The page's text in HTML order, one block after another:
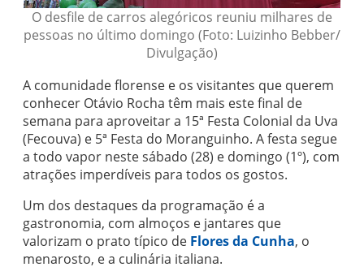
O desfile de carros alegóricos reuniu milhares de
pessoas no último domingo (Foto: Luizinho Bebber/
Divulgação)
A comunidade florense e os visitantes que querem
conhecer Otávio Rocha têm mais este final de
semana para aproveitar a 15ª Festa Colonial da Uva
(Fecouva) e 5ª Festa do Moranguinho. A festa segue
a todo vapor neste sábado (28) e domingo (1º), com
atrações imperdíveis para todos os gostos.
Um dos destaques da programação é a
gastronomia, com almoços e jantares que
valorizam o prato típico de Flores da Cunha, o
menarosto, e a culinária italiana.